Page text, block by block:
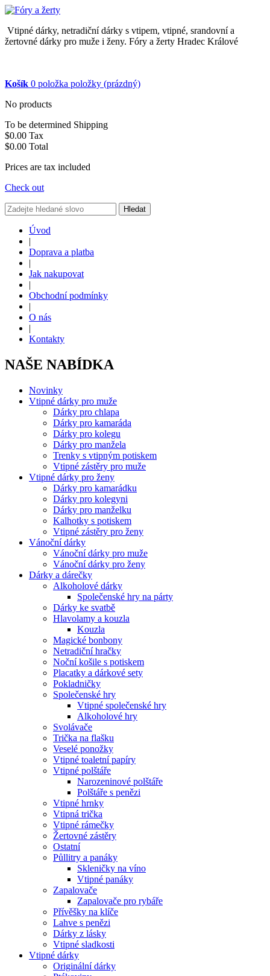
Vtipné dárky, netradiční dárky s vtipem, vtipné, srandovní a
žertovné dárky pro muže i ženy. Fóry a žerty Hradec Králové
Košík 0 položka položky (prázdný)
No products
To be determined Shipping
$0.00 Tax
$0.00 Total
Prices are tax included
Check out
Hledat
Úvod
|
Doprava a platba
|
Jak nakupovat
|
Obchodní podmínky
|
O nás
|
Kontakty
NAŠE NABÍDKA
Novinky
Vtipné dárky pro muže
Dárky pro chlapa
Dárky pro kamaráda
Dárky pro kolegu
Dárky pro manžela
Trenky s vtipným potiskem
Vtipné zástěry pro muže
Vtipné dárky pro ženy
Dárky pro kamarádku
Dárky pro kolegyni
Dárky pro manželku
Kalhotky s potiskem
Vtipné zástěry pro ženy
Vánoční dárky
Vánoční dárky pro muže
Vánoční dárky pro ženy
Dárky a dárečky
Alkoholové dárky
Společenské hry na párty
Dárky ke svatbě
Hlavolamy a kouzla
Kouzla
Magické bonbony
Netradiční hračky
Noční košile s potiskem
Placatky a dárkové sety
Pokladničky
Společenské hry
Vtipné společenské hry
Alkoholové hry
Svolávače
Trička na flašku
Veselé ponožky
Vtipné toaletní papíry
Vtipné polštáře
Narozeninové polštáře
Polštáře s penězi
Vtipné hrnky
Vtipná trička
Vtipné rámečky
Žertovné zástěry
Ostatní
Půllitry a panáky
Skleničky na víno
Vtipné panáky
Zapalovače
Zapalovače pro rybáře
Přívěšky na klíče
Lahve s penězi
Dárky z lásky
Vtipné sladkosti
Vtipné dárky
Originální dárky